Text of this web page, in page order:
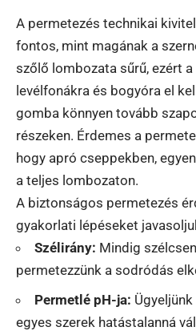
A permetezés technikai
fontos, mint magának a
szőlő lombozata sűrű, ezért
levélfonákra és bogyóra el
gomba könnyen tovább
részeken. Érdemes a
hogy apró cseppekben,
a teljes lombozaton.
A biztonságos permetezés
gyakorlati lépéseket
Szélirány: Mindig
permetezzünk a sodródás
Permetlé pH-ja:
egyes szerek hatástalanná